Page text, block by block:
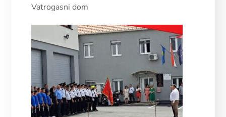
Vatrogasni dom